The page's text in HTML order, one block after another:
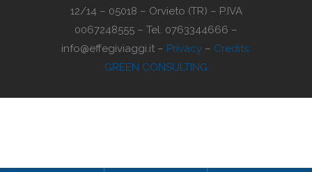
12/14 – 05018 – Orvieto (TR) – P.IVA
0067248555 – Tel. 0763344666 –
info@effegiviaggi.it – Privacy – Credits:
GREEN CONSULTING